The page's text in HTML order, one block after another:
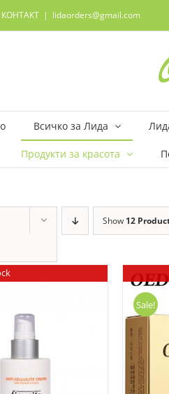
| lidaorders@gmail.com
Всичко за Лида
Продукти за красота
Show 12
Sale!